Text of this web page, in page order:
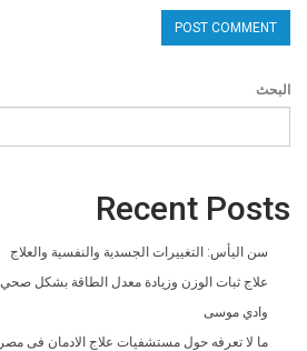
البحث
Recent Posts
سن اليأس: التغييرات الجسدية والنفسية والعلاج
علاج ثبات الوزن وزيادة معدل الطاقة بشكل صحي
وادي موسى
ما لا تعرفه حول مستشفيات علاج الادمان فى مصر